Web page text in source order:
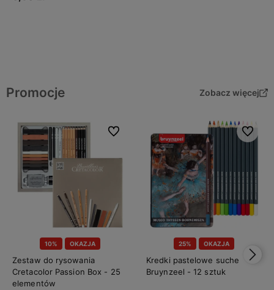
Promocje Zobacz więcej
10% OKAZJA
Zestaw do rysowania
Cretacolor Passion Box - 25
elementów
Do ulubionych
25% OKAZJA
Kredki pastelowe suche
Bruynzeel - 12 sztuk
Do